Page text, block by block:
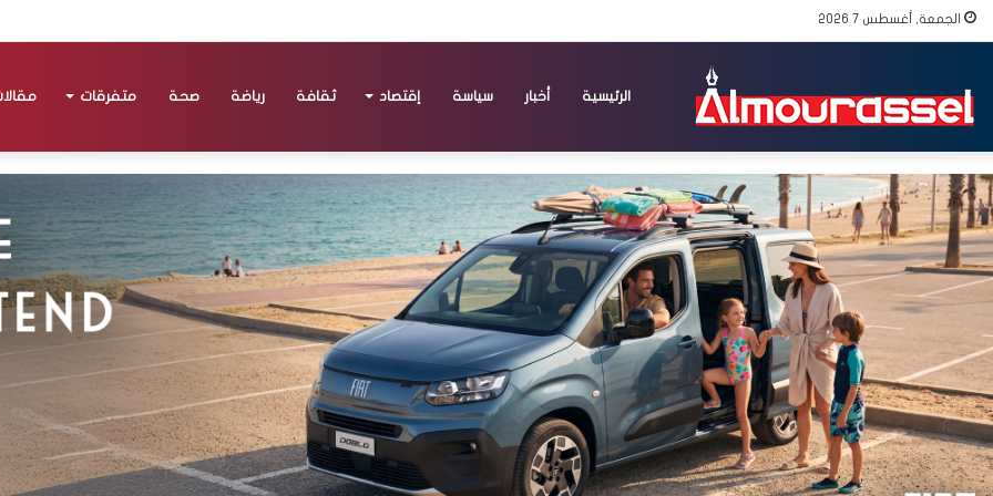
الجمعة, أغسطس 7 2026
الرئيسية أخبار سياسة إقتصاد ثقافة رياضة صحة متفرقات